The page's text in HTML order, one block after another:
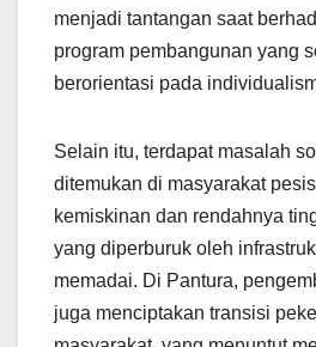
menjadi tantangan saat
program pembangunan yang
berorientasi pada
Selain itu, terdapat masalah
ditemukan di masyarakat
kemiskinan dan rendahnya
yang diperburuk oleh
memadai. Di Pantura,
juga menciptakan transisi